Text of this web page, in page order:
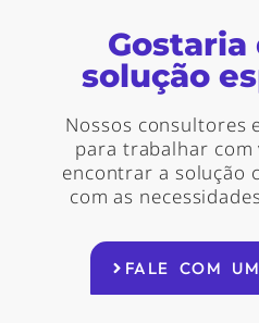
Gostaria
solução
Nossos consultores
para trabalhar com
encontrar a solução
com as
FALE COM